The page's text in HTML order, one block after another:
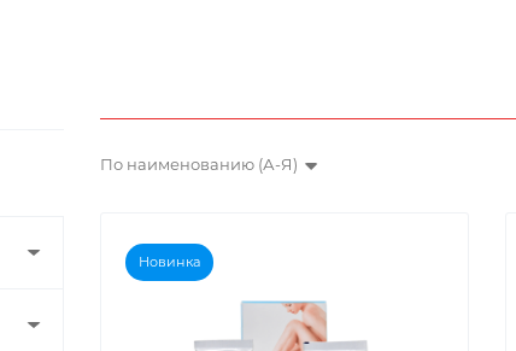
По наименованию (А-Я)
Новинка